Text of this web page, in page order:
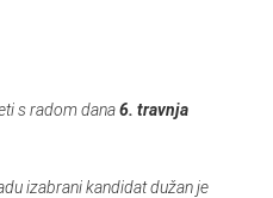
s radom dana6. travnja
izabrani kandidat dužan je